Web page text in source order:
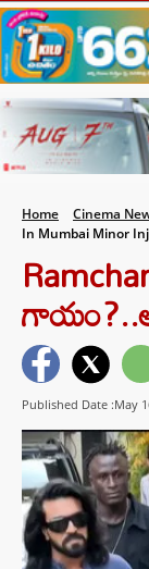
Home Cinema
In Mumbai Minor
Published Date :May